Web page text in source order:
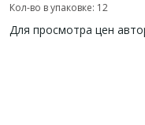
Кол-во в упаковке: 12
Для просмотра цен